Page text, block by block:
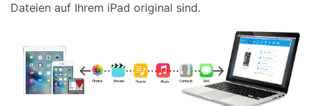
Dateien auf Ihrem iPad original sind.